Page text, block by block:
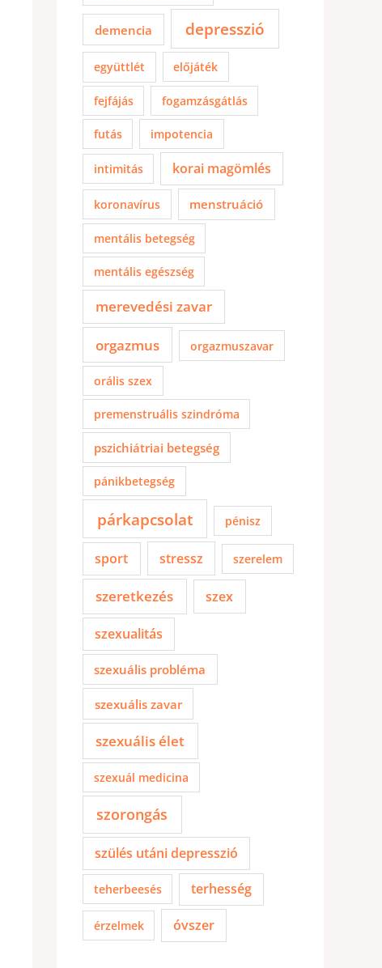
demencia depresszió
együttlét előjáték
fejfájás fogamzásgátlás
futás impotencia
intimitás korai magömlés
koronavírus menstruáció
mentális betegség
mentális egészség
merevedési zavar
orgazmus orgazmuszavar
orális szex
premenstruális szindróma
pszichiátriai betegség
pánikbetegség
párkapcsolat pénisz
sport stressz szerelem
szeretkezés szex
szexualitás
szexuális probléma
szexuális zavar
szexuális élet
szexuál medicina
szorongás
szülés utáni depresszió
teherbeesés terhesség
érzelmek óvszer